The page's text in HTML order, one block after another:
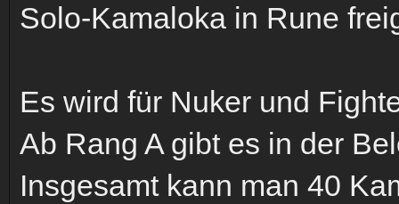
Solo-Kamaloka in Rune
Es wird für Nuker und
Ab Rang A gibt es in der
Insgesamt kann man 40